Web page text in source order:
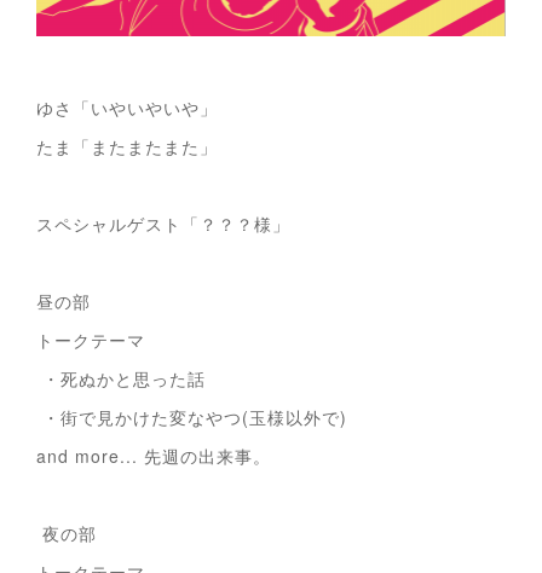
ゆさ「いやいやいや」
たま「またまたまた」
スペシャルゲスト「？？？様」
昼の部
トークテーマ
・死ぬかと思った話
・街で見かけた変なやつ(玉様以外で)
and more... 先週の出来事。
夜の部